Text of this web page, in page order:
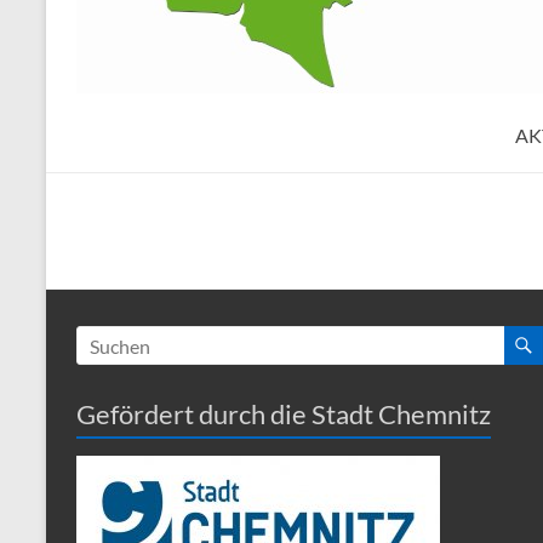
Gefördert durch die Stadt Chemnitz